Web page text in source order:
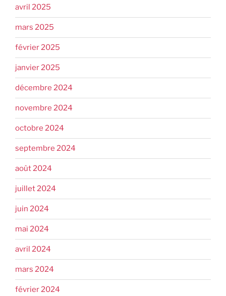
avril 2025
mars 2025
février 2025
janvier 2025
décembre 2024
novembre 2024
octobre 2024
septembre 2024
août 2024
juillet 2024
juin 2024
mai 2024
avril 2024
mars 2024
février 2024